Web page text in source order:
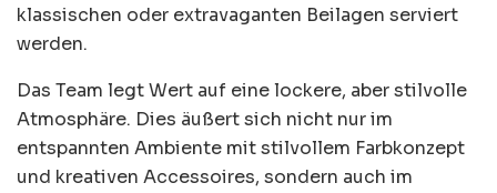
klassischen oder extravaganten Beilagen serviert
werden.
Das Team legt Wert auf eine lockere, aber stilvolle
Atmosphäre. Dies äußert sich nicht nur im
entspannten Ambiente mit stilvollem Farbkonzept
und kreativen Accessoires, sondern auch im